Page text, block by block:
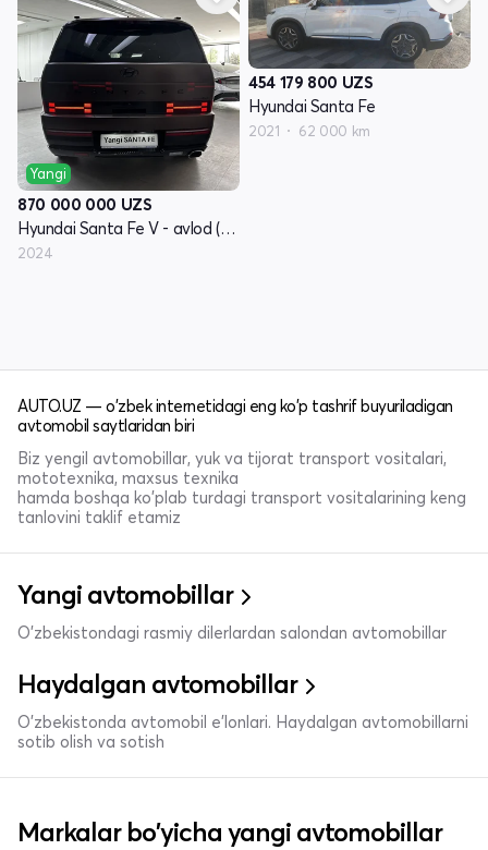
Yangi
870 000 000 UZS
Hyundai Santa Fe V - avlod (MX5)
2024
454 179 800 UZS
Hyundai Santa Fe
2021 62 000 km
AUTO.UZ — o'zbek internetidagi eng ko'p tashrif buyuriladigan
avtomobil saytlaridan biri
Biz yengil avtomobillar, yuk va tijorat transport vositalari,
mototexnika, maxsus texnika
hamda boshqa ko'plab turdagi transport vositalarining keng
tanlovini taklif etamiz
Yangi avtomobillar
O'zbekistondagi rasmiy dilerlardan salondan avtomobillar
Haydalgan avtomobillar
O'zbekistonda avtomobil e’lonlari. Haydalgan avtomobillarni
sotib olish va sotish
Markalar bo'yicha yangi avtomobillar